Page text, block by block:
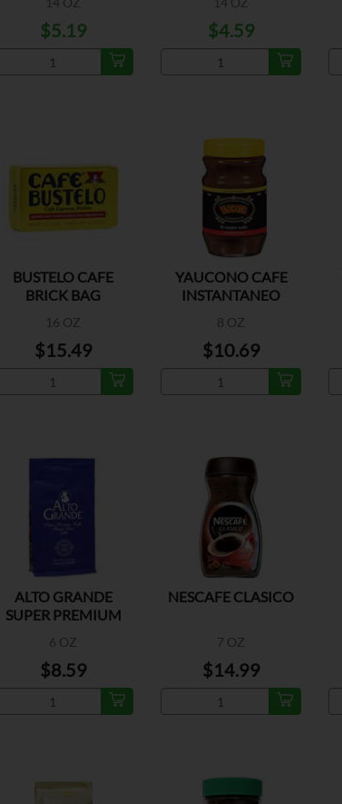
$5.19 $4.59
BUSTELO CAFE
BRICK BAG
16 OZ
$15.49
YAUCONO CAFE
INSTANTANEO
8 OZ
$10.69
ALTO GRANDE
SUPER PREMIUM
6 OZ
$8.59
NESCAFE CLASICO
7 OZ
$14.99